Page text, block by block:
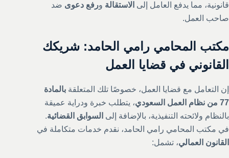
قانونية، مما يدفع العامل إلى الاستقالة ورفع دعوى ضد
صاحب العمل.
مكتب المحامي رامي الحامد: شريكك
القانوني في قضايا العمل
إن التعامل مع قضايا العمل، خصوصًا تلك المتعلقة بالمادة
77 من نظام العمل السعودي
، يتطلب خبرة ودراية عميقة
بالنظام ولائحته التنفيذية، بالإضافة إلى السوابق القضائية.
في مكتب المحامي رامي الحامد، نقدم خدمات متكاملة في
القانون العمالي، تشمل: